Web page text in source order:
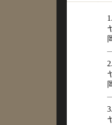
1.
2.
3.